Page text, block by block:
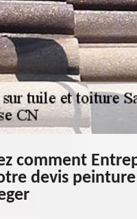
comment
devis